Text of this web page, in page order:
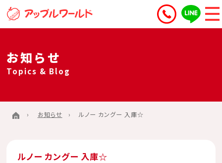
お知らせ
Topics & Blog
お知らせ ルノー カングー 入庫☆
ルノー カングー 入庫☆